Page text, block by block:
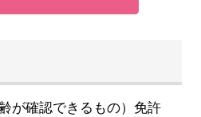
が確認できるもの）免許